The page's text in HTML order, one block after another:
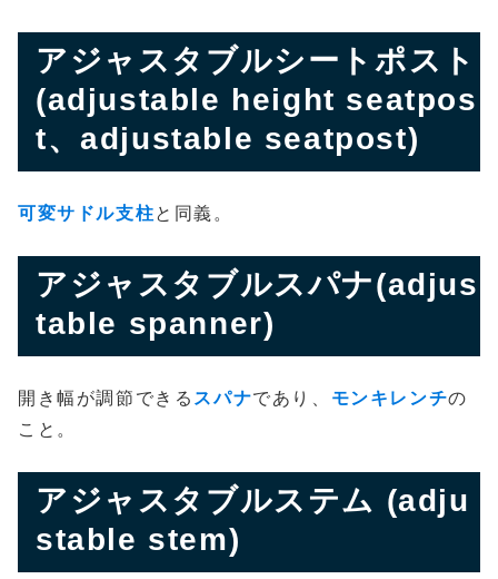
アジャスタブルシートポスト
(adjustable height seatpos
t、adjustable seatpost)
可変サドル支柱と同義。
アジャスタブルスパナ(adjus
table spanner)
開き幅が調節できる スパナであり、 モンキレンチの
こと。
アジャスタブルステム (adju
stable stem)